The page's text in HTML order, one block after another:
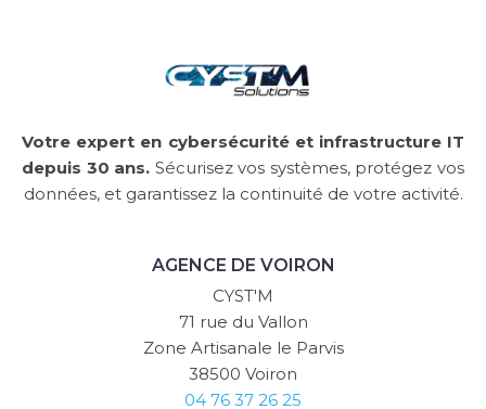
Votre expert en cybersécurité et infrastructure IT
depuis 30 ans. Sécurisez vos systèmes, protégez vos
données, et garantissez la continuité de votre activité.
AGENCE DE VOIRON
CYST'M
71 rue du Vallon
Zone Artisanale le Parvis
38500 Voiron
04 76 37 26 25